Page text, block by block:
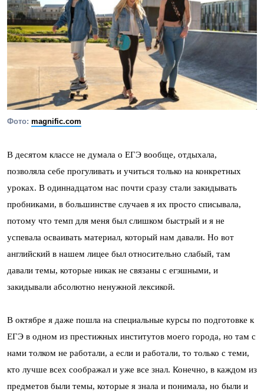
Фото: magnific.com
В десятом классе не думала о ЕГЭ вообще, отдыхала,
позволяла себе прогуливать и учиться только на конкретных
уроках. В одиннадцатом нас почти сразу стали закидывать
пробниками, в большинстве случаев я их просто списывала,
потому что темп для меня был слишком быстрый и я не
успевала осваивать материал, который нам давали. Но вот
английский в нашем лицее был относительно слабый, там
давали темы, которые никак не связаны с егэшными, и
закидывали абсолютно ненужной лексикой.
В октябре я даже пошла на специальные курсы по подготовке к
ЕГЭ в одном из престижных институтов моего города, но там с
нами толком не работали, а если и работали, то только с теми,
кто лучше всех соображал и уже все знал. Конечно, в каждом из
предметов были темы, которые я знала и понимала, но были и